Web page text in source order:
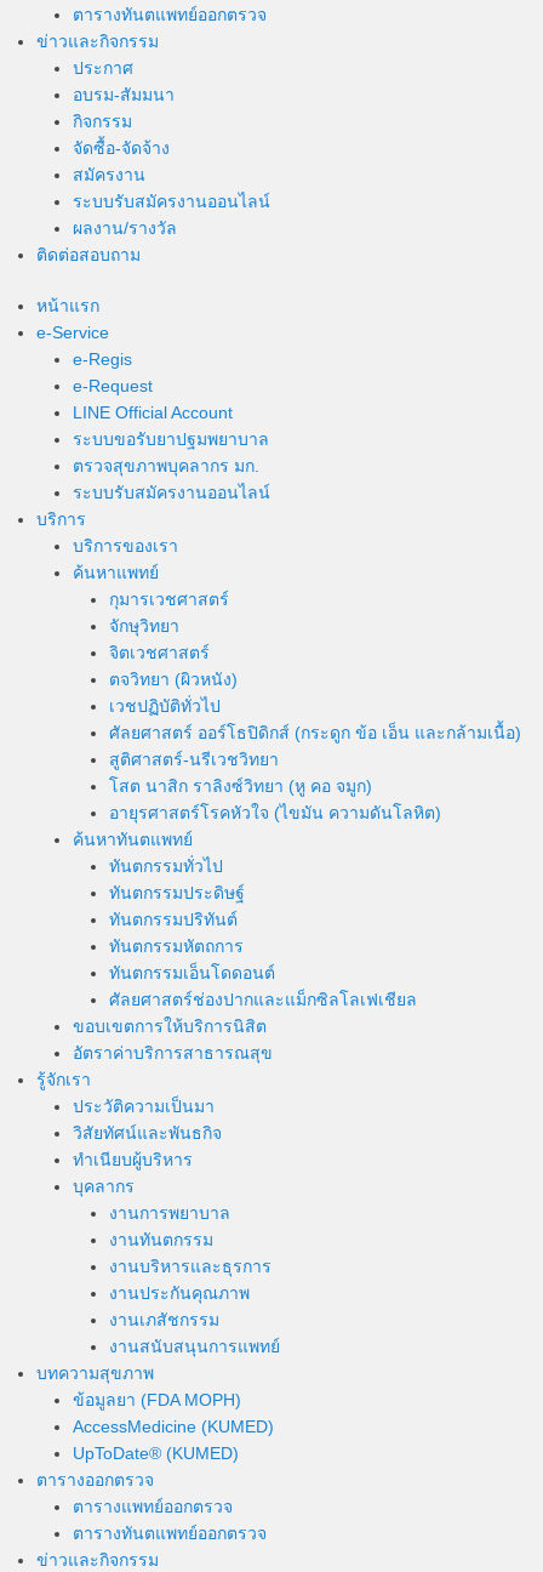
ตารางทันตแพทย์ออกตรวจ
ข่าวและกิจกรรม
ประกาศ
อบรม-สัมมนา
กิจกรรม
จัดซื้อ-จัดจ้าง
สมัครงาน
ระบบรับสมัครงานออนไลน์
ผลงาน/รางวัล
ติดต่อสอบถาม
หน้าแรก
e-Service
e-Regis
e-Request
LINE Official Account
ระบบขอรับยาปฐมพยาบาล
ตรวจสุขภาพบุคลากร มก.
ระบบรับสมัครงานออนไลน์
บริการ
บริการของเรา
ค้นหาแพทย์
กุมารเวชศาสตร์
จักษุวิทยา
จิตเวชศาสตร์
ตจวิทยา (ผิวหนัง)
เวชปฏิบัติทั่วไป
ศัลยศาสตร์ ออร์โธปิดิกส์ (กระดูก ข้อ เอ็น และกล้ามเนื้อ)
สูติศาสตร์-นรีเวชวิทยา
โสต นาสิก ราลิงซ์วิทยา (หู คอ จมูก)
อายุรศาสตร์โรคหัวใจ (ไขมัน ความดันโลหิต)
ค้นหาทันตแพทย์
ทันตกรรมทั่วไป
ทันตกรรมประดิษฐ์
ทันตกรรมปริทันต์
ทันตกรรมหัตถการ
ทันตกรรมเอ็นโดดอนต์
ศัลยศาสตร์ช่องปากและแม็กซิลโลเฟเชียล
ขอบเขตการให้บริการนิสิต
อัตราค่าบริการสาธารณสุข
รู้จักเรา
ประวัติความเป็นมา
วิสัยทัศน์และพันธกิจ
ทำเนียบผู้บริหาร
บุคลากร
งานการพยาบาล
งานทันตกรรม
งานบริหารและธุรการ
งานประกันคุณภาพ
งานเภสัชกรรม
งานสนับสนุนการแพทย์
บทความสุขภาพ
ข้อมูลยา (FDA MOPH)
AccessMedicine (KUMED)
UpToDate® (KUMED)
ตารางออกตรวจ
ตารางแพทย์ออกตรวจ
ตารางทันตแพทย์ออกตรวจ
ข่าวและกิจกรรม